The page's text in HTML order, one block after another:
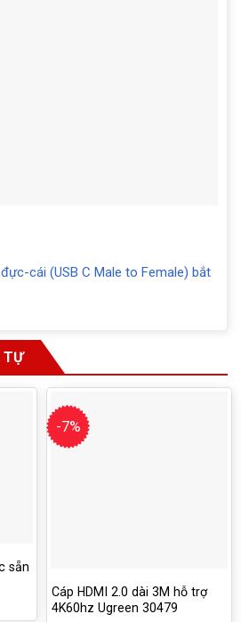
cái (USB C Male to Female) bắt
TỰ
sẵn
-7%
Cáp HDMI 2.0 dài 3M hỗ trợ
4K60hz Ugreen 30479